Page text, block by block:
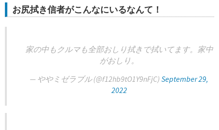
お尻拭き信者がこんなにいるなんて！
家の中もクルマも全部おしり拭きで拭いてます。家中
がおしり。
— ややミゼラブル (@f12hb9tO1Y9nFjC) September 29,
2022